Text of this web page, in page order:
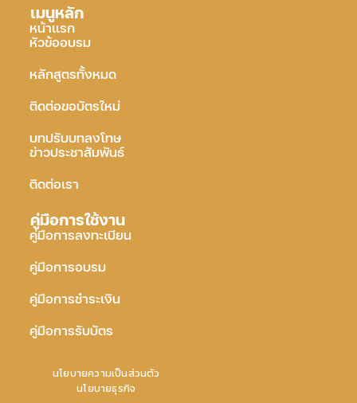
เมนูหลัก
หน้าแรก
หัวข้ออบรม
หลักสูตรทั้งหมด
ติดต่อขอบัตรใหม่
บทปรับบทลงโทษ
ข่าวประชาสัมพันธ์
ติดต่อเรา
คู่มือการใช้งาน
คู่มือการลงทะเบียน
คู่มือการอบรม
คู่มือการชำระเงิน
คู่มือการรับบัตร
นโยบายความเป็นส่วนตัว
นโยบายธุรกิจ